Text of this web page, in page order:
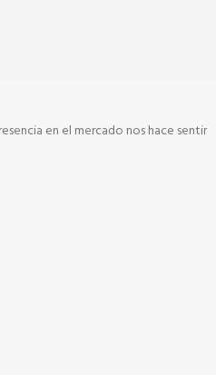
en el mercado nos hace sentir